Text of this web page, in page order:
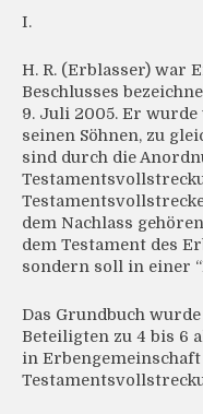
I.
H. R. (Erblasser) war
Beschlusses
9. Juli 2005. Er
seinen Söhnen, zu
sind durch die
dem Nachlass
dem Testament des
sondern soll in einer
Das Grundbuch
Beteiligten zu 4 bis 6
in